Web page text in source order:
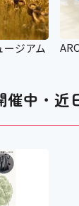
ージアム
催中・近